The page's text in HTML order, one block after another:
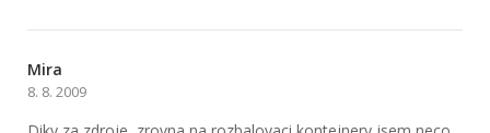
Mira
8. 8. 2009